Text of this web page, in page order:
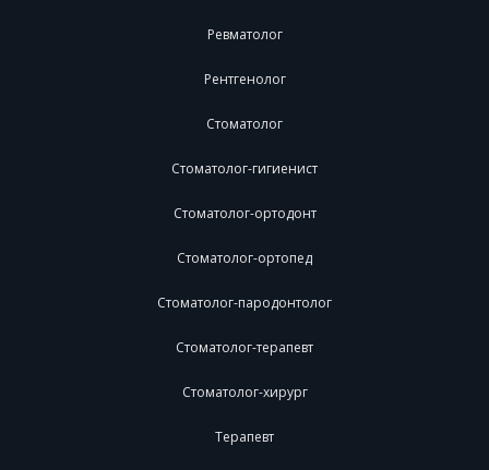
Ревматолог
Рентгенолог
Стоматолог
Стоматолог-гигиенист
Стоматолог-ортодонт
Стоматолог-ортопед
Стоматолог-пародонтолог
Стоматолог-терапевт
Стоматолог-хирург
Терапевт